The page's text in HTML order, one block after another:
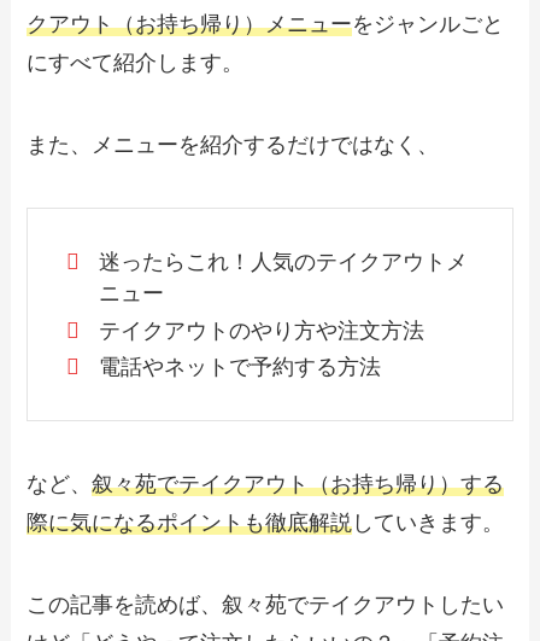
クアウト（お持ち帰り）メニューをジャンルごと
にすべて紹介します。
また、メニューを紹介するだけではなく、
迷ったらこれ！人気のテイクアウトメ
ニュー
テイクアウトのやり方や注文方法
電話やネットで予約する方法
など、叙々苑でテイクアウト（お持ち帰り）する
際に気になるポイントも徹底解説 していきます。
この記事を読めば、叙々苑でテイクアウトしたい